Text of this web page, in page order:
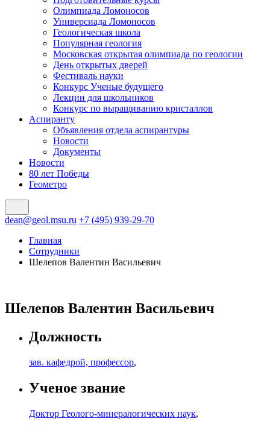
Олимпиада Ломоносов
Универсиада Ломоносов
Геологическая школа
Популярная геология
Московская открытая олимпиада по геологии
День открытых дверей
Фестиваль науки
Конкурс Ученые будущего
Лекции для школьников
Конкурс по выращиванию кристаллов
Аспиранту
Объявления отдела аспирантуры
Новости
Документы
Новости
80 лет Победы
Геометро
dean@geol.msu.ru +7 (495) 939-29-70
Главная
Сотрудники
Шелепов Валентин Васильевич
Шелепов Валентин Васильевич
Должность
зав. кафедрой, профессор,
Ученое звание
Доктор Геолого-минералогических наук,